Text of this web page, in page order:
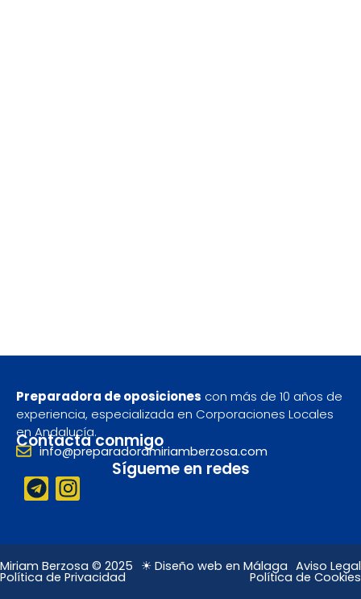
Preparadora de oposiciones con más de 10 años de
experiencia, especializada en Corporaciones Locales
en Andalucía.
Contacta conmigo
info@preparadoramiriamberzosa.com
Sígueme en redes
T
e
e
g
r
I
n
t
a
g
Miriam Berzosa © 2025 ☀ Diseño web en Málaga Aviso Legal
Política de Privacidad Política de Cookies